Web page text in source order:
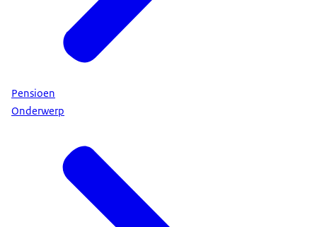
Pensioen
Onderwerp